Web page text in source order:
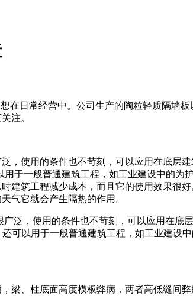
在日常经营中。公司生产的陶粒轻质隔墙
注。
，使用的条件也不苛刻，可以应用在底层
于一般普通建筑工程，如工业建设中的
建筑工程减少成本，而且它的使用效果很
气它就会产生隔热的作用。
泛，使用的条件也不苛刻，可以应用在底
可以用于一般普通建筑工程，如工业建
梁、柱底面高度模板弊病，两者高低缝间